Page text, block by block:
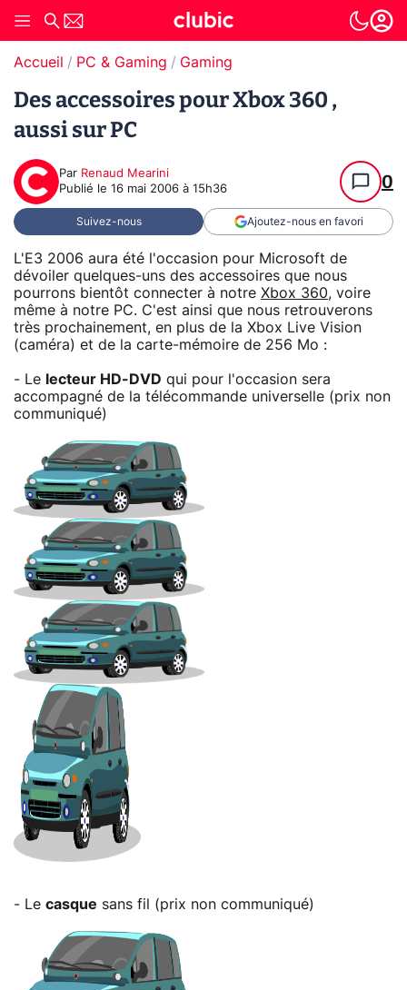
Accueil PC & Gaming Gaming
Des accessoires pour Xbox 360 ,
aussi sur PC
Par Renaud Mearini
Publié le 16 mai 2006 à 15h36 0
Suivez-nous Ajoutez-nous en favori
L'E3 2006 aura été l'occasion pour Microsoft de
dévoiler quelques-uns des accessoires que nous
pourrons bientôt connecter à notre Xbox 360, voire
même à notre PC. C'est ainsi que nous retrouverons
très prochainement, en plus de la Xbox Live Vision
(caméra) et de la carte-mémoire de 256 Mo :
- Le lecteur HD-DVD qui pour l'occasion sera
accompagné de la télécommande universelle (prix non
communiqué)
- Le casque sans fil (prix non communiqué)